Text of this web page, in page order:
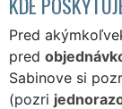
Pred
pred
Sabinove si
(pozri